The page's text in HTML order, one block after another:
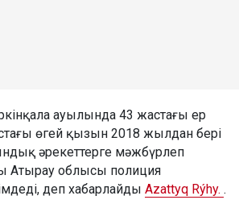
ауылында 43 жастағы ер
өгей қызын 2018 жылдан бері
әрекеттерге мәжбүрлеп
Атырау облысы полиция
деп хабарлайды Azattyq Rýhy. .